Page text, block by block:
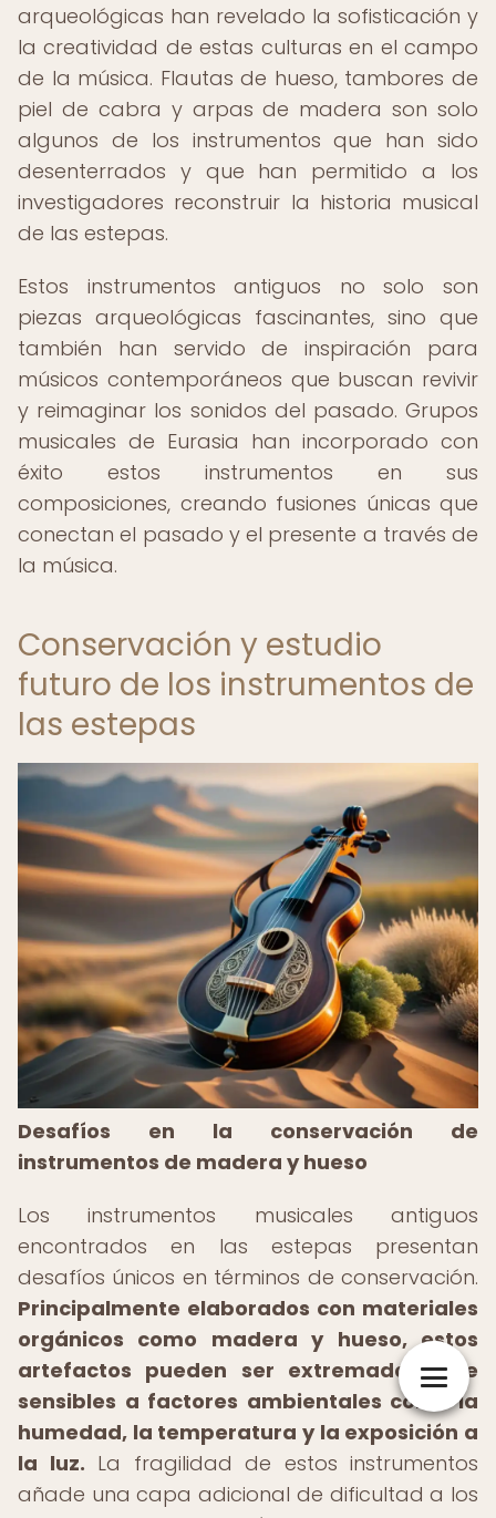
arqueológicas han revelado la sofisticación y
la creatividad de estas culturas en el campo
de la música. Flautas de hueso, tambores de
piel de cabra y arpas de madera son solo
algunos de los instrumentos que han sido
desenterrados y que han permitido a los
investigadores reconstruir la historia musical
de las estepas.
Estos instrumentos antiguos no solo son
piezas arqueológicas fascinantes, sino que
también han servido de inspiración para
músicos contemporáneos que buscan revivir
y reimaginar los sonidos del pasado. Grupos
musicales de Eurasia han incorporado con
éxito estos instrumentos en sus
composiciones, creando fusiones únicas que
conectan el pasado y el presente a través de
la música.
Conservación y estudio
futuro de los instrumentos de
las estepas
Desafíos en la conservación de
instrumentos de madera y hueso
Los instrumentos musicales antiguos
encontrados en las estepas presentan
desafíos únicos en términos de conservación.
Principalmente elaborados con materiales
orgánicos como madera y hueso, estos
artefactos pueden ser extremadamente
sensibles a factores ambientales como la
humedad, la temperatura y la exposición a
la luz. La fragilidad de estos instrumentos
añade una capa adicional de dificultad a los